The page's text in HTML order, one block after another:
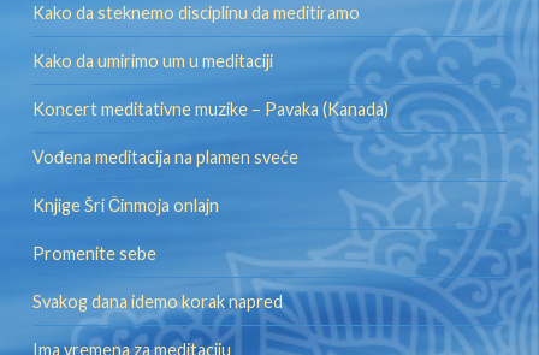
Kako da steknemo disciplinu da meditiramo
Kako da umirimo um u meditaciji
Koncert meditativne muzike – Pavaka (Kanada)
Vođena meditacija na plamen sveće
Knjige Šri Činmoja onlajn
Promenite sebe
Svakog dana idemo korak napred
Ima vremena za meditaciju